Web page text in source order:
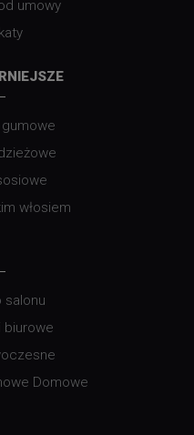
umowy
włosiem
salonu
biurowe
Domowe